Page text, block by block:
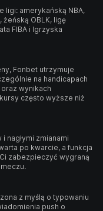
ligi: amerykańską NBA,
żeńską OBLK, ligę
FIBA i Igrzyska
Fonbet utrzymuje
na handicapach
wynikach
często wyższe niż
nagłymi zmianami
po kwarcie, a funkcja
zabezpieczyć wygraną
z myślą o typowaniu
push o